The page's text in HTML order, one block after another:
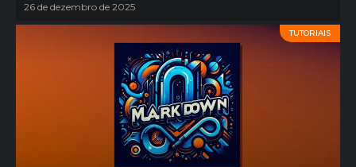
26 de dezembro de 2025
TUTORIAIS